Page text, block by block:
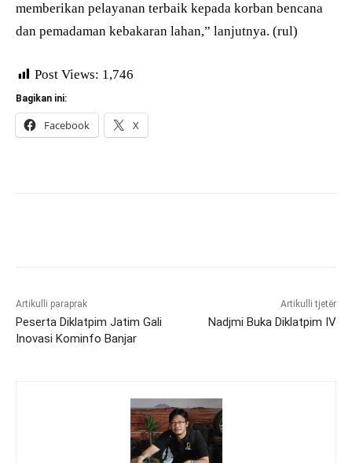
memberikan pelayanan terbaik kepada korban bencana
dan pemadaman kebakaran lahan,” lanjutnya. (rul)
Post Views: 1,746
Bagikan ini:
Facebook X
Artikulli paraprak
Peserta Diklatpim Jatim Gali
Inovasi Kominfo Banjar
Artikulli tjetër
Nadjmi Buka Diklatpim IV